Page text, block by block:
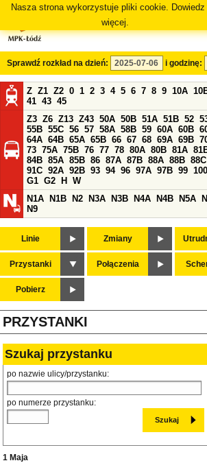
Nasza strona wykorzystuje pliki cookie.
więcej.
Sprawdź rozkład na dzień: i godzinę:
Z Z1 Z2 0 1 2 3 4 5 6 7 8 9 10A
41 43 45
Z3 Z6 Z13 Z43 50A 50B 51A 51B 52
55B 55C 56 57 58A 58B 59 60A 60B
64A 64B 65A 65B 66 67 68 69A 69B
73 75A 75B 76 77 78 80A 80B 81A
84B 85A 85B 86 87A 87B 88A 88B 88C
91C 92A 92B 93 94 96 97A 97B 99 100
G1 G2 H
W
N1A
N1B N2 N3A N3B N4A N4B N5A
N9
Linie Zmiany
Przystanki Połączenia
Pobierz
PRZYSTANKI
Szukaj przystanku
po nazwie ulicy/przystanku:
po numerze przystanku:
1 Maja